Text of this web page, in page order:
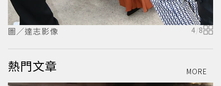
圖／達志影像 4/8
熱門文章 MORE